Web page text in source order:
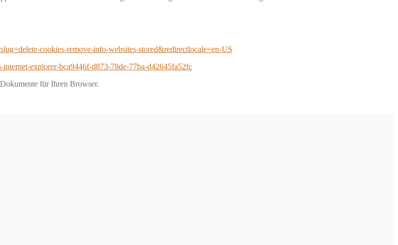
cookies-remove-info-websites-stored&redirectlocale=en-US
explorer-bca9446f-d873-78de-77ba-d42645fa52fc
für Ihren Browser.